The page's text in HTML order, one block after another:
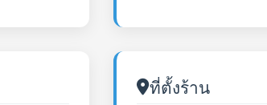
ที่ตั้งร้าน